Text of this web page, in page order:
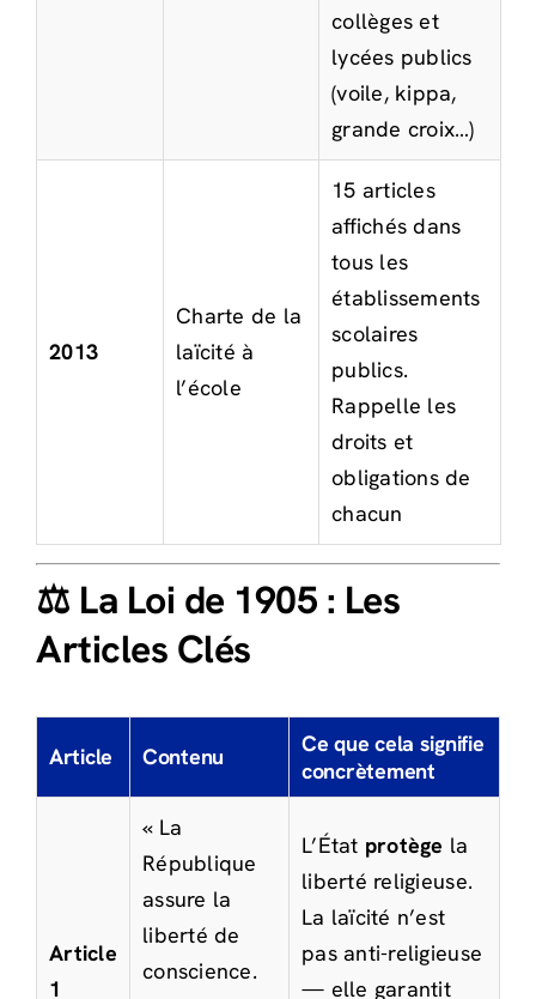
collèges et
lycées publics
(voile, kippa,
grande croix…)
2013
Charte de la
laïcité à
l’école
15 articles
affichés dans
tous les
établissements
scolaires
publics.
Rappelle les
droits et
obligations de
chacun
⚖️ La Loi de 1905 : Les
Articles Clés
Article Contenu
Ce que cela signifie
concrètement
Article
1
« La
République
assure la
liberté de
conscience.
L’État protège la
liberté religieuse.
La laïcité n’est
pas anti-religieuse
— elle garantit